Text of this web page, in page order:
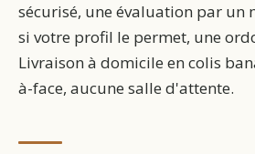
sécurisé, une évaluation par un
si votre profil le permet, une
Livraison à domicile en colis
à-face, aucune salle d'attente.